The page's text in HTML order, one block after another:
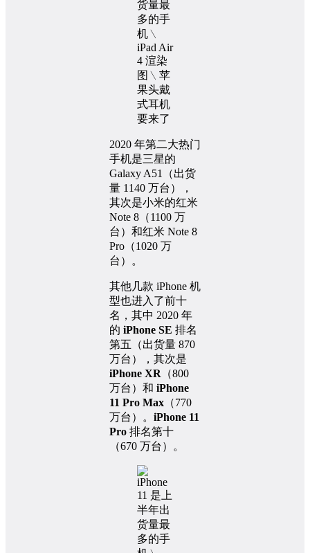
2020 年第二大热门
手机是三星的
Galaxy A51（出货
量 1140 万台），
其次是小米的红米
Note 8（1100 万
台）和红米 Note 8
Pro（1020 万
台）。
其他几款 iPhone 机
型也进入了前十
名，其中 2020 年
的 iPhone SE 排名
第五（出货量 870
万台），其次是
iPhone XR （800
万台）和 iPhone
11 Pro Max （770
万台）。 iPhone 11
Pro 排名第十
（670 万台）。